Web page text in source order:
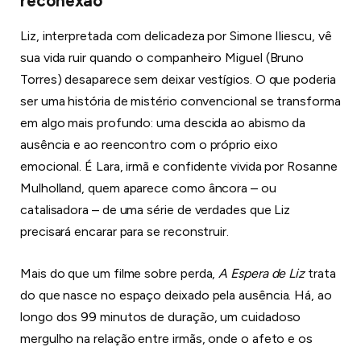
Liz, interpretada com delicadeza por Simone Iliescu, vê
sua vida ruir quando o companheiro Miguel (Bruno
Torres) desaparece sem deixar vestígios. O que poderia
ser uma história de mistério convencional se transforma
em algo mais profundo: uma descida ao abismo da
ausência e ao reencontro com o próprio eixo
emocional. É Lara, irmã e confidente vivida por Rosanne
Mulholland, quem aparece como âncora – ou
catalisadora – de uma série de verdades que Liz
precisará encarar para se reconstruir.
Mais do que um filme sobre perda,A Espera de Liztrata
do que nasce no espaço deixado pela ausência. Há, ao
longo dos 99 minutos de duração, um cuidadoso
mergulho na relação entre irmãs, onde o afeto e os